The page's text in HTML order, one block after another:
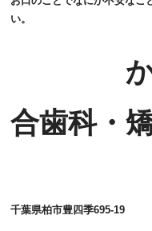
い。
合歯科・
千葉県柏市豊四季695‐19